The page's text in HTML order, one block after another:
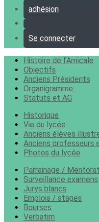
adhésion
Se connecter
Histoire de l'Amicale
Objectifs
Anciens Présidents
Organigramme
Statuts et AG
Historique
Vie du lycée
Anciens élèves
Anciens professeurs
Photos du lycée
Parrainage / Mentorat
Surveillance examens
Jurys blancs
Emplois / stages
Bourses
Verbatim